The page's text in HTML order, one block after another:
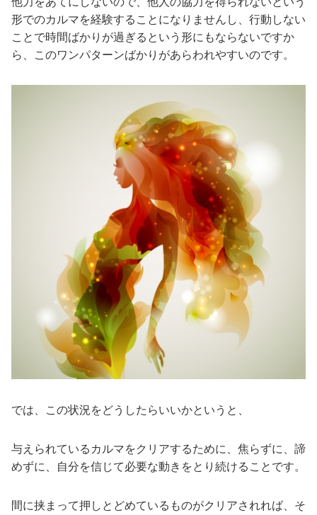
形でのカルマを経験することになりませんし、行動しない
ことで時間ばかりが過ぎるという形にもならないですか
ら、このワンパターンばかりがあらわれやすいのです。
では、この状況をどうしたらいいかというと、
与えられているカルマをクリアするために、焦らずに、諦
めずに、自分を信じて必要な動きをとり続けることです。
間に挟まって押しとどめているものがクリアされれば、そ